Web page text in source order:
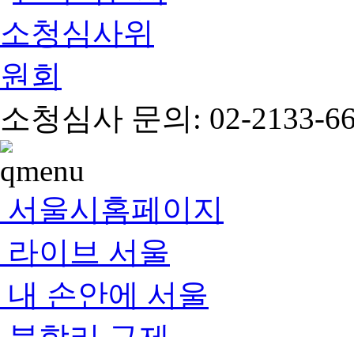
소청심사 문의: 02-2133-
서울시홈페이지
라이브 서울
내 손안에 서울